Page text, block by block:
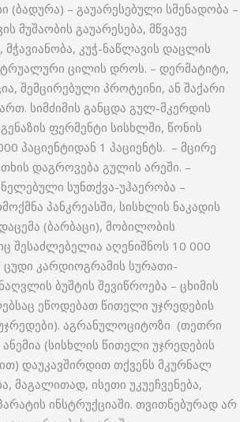
(ბადურა) – გაუარესებული სმენადობა –
მუშაობის გაუარესება, მწვავე
კუჭ-ნაწლავის დაცლის
ცილის დროს. – დერმატიტი,
შემცირებული პროტეინი, ან შაქარი
სიმძიმის განცდა გულ-მკერდის
ფერმენტი სისხლში, წონის
პაციენტიდან 1 პაციენტს. – მცირე
დაგროვება გულის არეში. –
სუნთქვა-უჰაერობა –
პანკრეასში, სისხლის ნაკადის
(ბარბაცი), მობილობის
შესაძლებელია აღენიშნოს 10 000
ცუდი კარდიოგრამის სურათი-
ბუშტის შევიწროება – ცხიმის
ეწოდებათ წითელი უჯრედების
აგრანულოციტოზი (თეთრი
(სისხლის წითელი უჯრედების
დაუკავშირდით თქვენს მკურნალ
მაგალითად, ისეთი უკუეჩვენება,
ინსტრუქციაში. თვითნებურად არ